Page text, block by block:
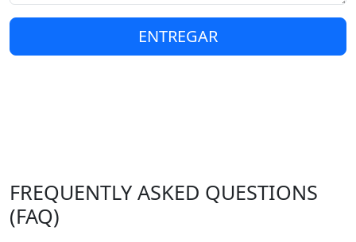
ENTREGAR
FREQUENTLY ASKED QUESTIONS
(FAQ)